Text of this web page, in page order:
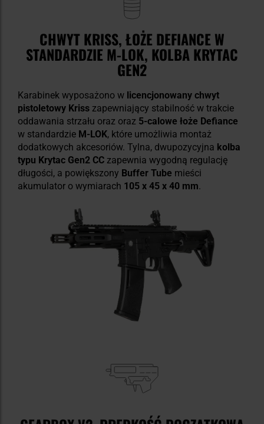
CHWYT KRISS, ŁOŻE DEFIANCE W
STANDARDZIE M-LOK, KOLBA KRYTAC
GEN2
Karabinek wyposażono w licencjonowany chwyt
pistoletowy Kriss zapewniający stabilność w trakcie
oddawania strzału oraz oraz 5-calowe łoże Defiance
w standardzie M-LOK, które umożliwia montaż
dodatkowych akcesoriów. Tylna, dwupozycyjna kolba
typu Krytac Gen2 CC zapewnia wygodną regulację
długości, a powiększony Buffer Tube mieści
akumulator o wymiarach 105 x 45 x 40 mm.